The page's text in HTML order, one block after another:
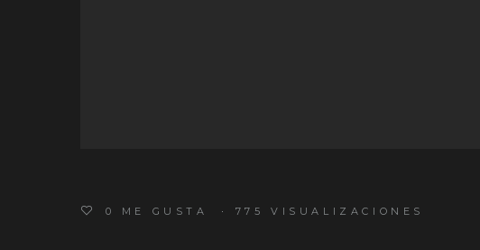
0 ME GUSTA 775 VISUALIZACIONES